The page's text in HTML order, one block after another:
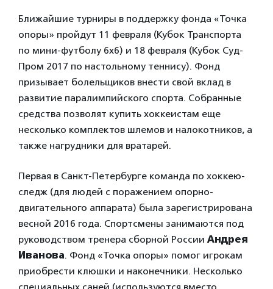
Ближайшие турниры в поддержку фонда «Точка
опоры» пройдут 11 февраля (Кубок Транспорта
по мини-футболу 6х6) и 18 февраля (Кубок Суд-
Пром 2017 по настольному теннису). Фонд
призывает болельщиков внести свой вклад в
развитие паралимпийского спорта. Собранные
средства позволят купить хоккеистам еще
несколько комплектов шлемов и налокотников, а
также нагрудники для вратарей.
Первая в Санкт-Петербурге команда по хоккею-
следж (для людей с поражением опорно-
двигательного аппарата) была зарегистрирована
весной 2016 года. Спортсмены занимаются под
руководством тренера сборной России Андрея
Иванова. Фонд «Точка опоры» помог игрокам
приобрести клюшки и наконечники. Несколько